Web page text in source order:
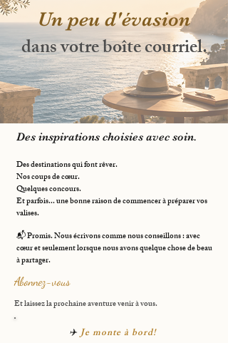
Un peu d'évasion
dans votre boîte courriel.
Des inspirations choisies avec soin.
Des destinations qui font rêver.
Nos coups de cœur.
Quelques concours.
Et parfois... une bonne raison de commencer à préparer vos
valises.
📬 Promis. Nous écrivons comme nous conseillons :avec
cœur et seulement lorsque nous avons quelque chose de beau
à partager.
Abonnez-vous​
Et laissez la prochaine aventure venir à vous.
✈️Je monte à bord!